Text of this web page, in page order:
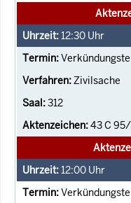
12:30 Uhr
Zivilsache
312
43 C
12:00 Uhr